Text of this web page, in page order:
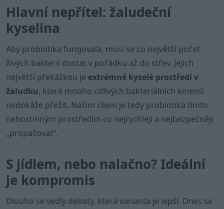
Hlavní nepřítel: žaludeční
kyselina
Aby probiotika fungovala, musí se co největší počet
živých bakterií dostat v pořádku až do střev. Jejich
největší překážkou je extrémně kyselé prostředí v
žaludku, které mnoho citlivých bakteriálních kmenů
nedokáže přežít. Naším cílem je tedy probiotika tímto
nehostinným prostředím co nejrychleji a nejbezpečněji
„propašovat“.
S jídlem, nebo nalačno? Ideální
je kompromis
Dlouho se vedly debaty, která varianta je lepší. Dnes se